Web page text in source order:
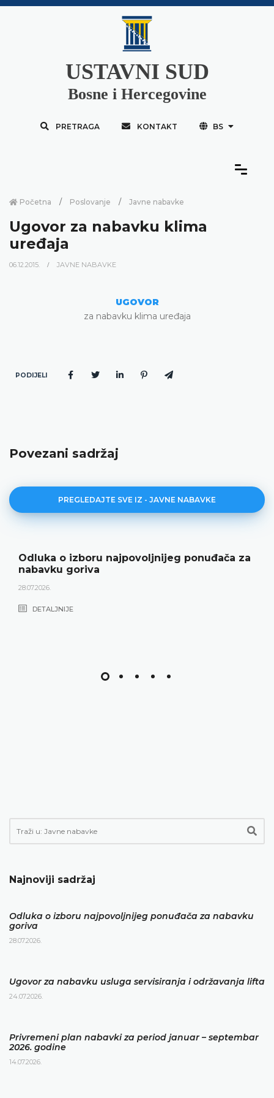
USTAVNI SUD
Bosne i Hercegovine
PRETRAGA KONTAKT BS
Početna Poslovanje Javne nabavke
Ugovor za nabavku klima
uređaja
06.12.2015. JAVNE NABAVKE
UGOVOR
za nabavku klima uređaja
PODIJELI
Povezani sadržaj
PREGLEDAJTE SVE IZ - JAVNE NABAVKE
Odluka o izboru najpovoljnijeg ponuđača za
nabavku goriva
28.07.2026.
DETALJNIJE
Najnoviji sadržaj
Odluka o izboru najpovoljnijeg ponuđača za nabavku
goriva
28.07.2026.
Ugovor za nabavku usluga servisiranja i održavanja lifta
24.07.2026.
Privremeni plan nabavki za period januar – septembar
2026. godine
14.07.2026.